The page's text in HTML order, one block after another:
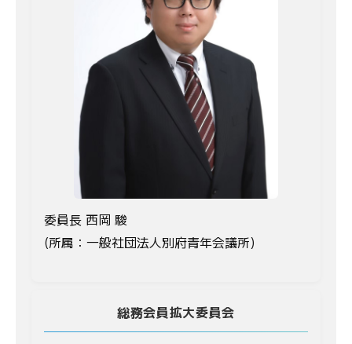
委員長 西岡 駿
(所属：一般社団法人別府青年会議所)
総務会員拡大委員会